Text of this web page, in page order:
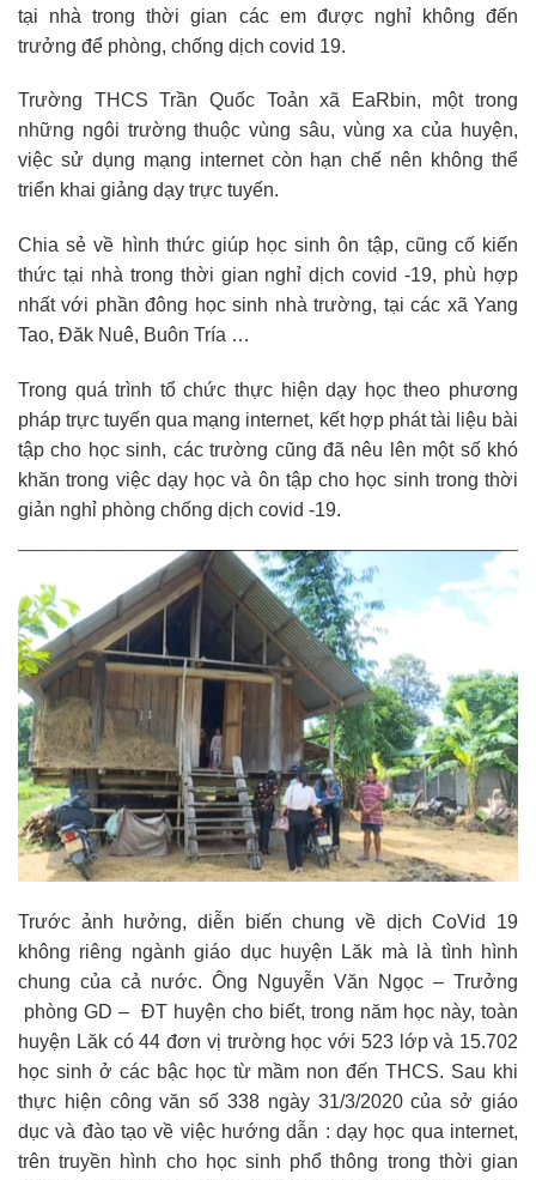
tại nhà trong thời gian các em được nghỉ không đến
trưởng để phòng, chống dịch covid 19.
Trường THCS Trần Quốc Toản xã EaRbin, một trong
những ngôi trường thuộc vùng sâu, vùng xa của huyện,
việc sử dụng mạng internet còn hạn chế nên không thể
triển khai giảng dạy trực tuyến.
Chia sẻ về hình thức giúp học sinh ôn tập, cũng cố kiến
thức tại nhà trong thời gian nghỉ dịch covid -19, phù hợp
nhất với phần đông học sinh nhà trường, tại các xã Yang
Tao, Đăk Nuê, Buôn Tría …
Trong quá trình tổ chức thực hiện dạy học theo phương
pháp trực tuyến qua mạng internet, kết hợp phát tài liệu bài
tập cho học sinh, các trường cũng đã nêu lên một số khó
khăn trong việc dạy học và ôn tập cho học sinh trong thời
giản nghỉ phòng chống dịch covid -19.
Trước ảnh hưởng, diễn biến chung về dịch CoVid 19
không riêng ngành giáo dục huyện Lăk mà là tình hình
chung của cả nước. Ông Nguyễn Văn Ngọc – Trưởng
phòng GD – ĐT huyện cho biết, trong năm học này, toàn
huyện Lăk có 44 đơn vị trường học với 523 lớp và 15.702
học sinh ở các bậc học từ mầm non đến THCS. Sau khi
thực hiện công văn số 338 ngày 31/3/2020 của sở giáo
dục và đào tạo về việc hướng dẫn : dạy học qua internet,
trên truyền hình cho học sinh phổ thông trong thời gian